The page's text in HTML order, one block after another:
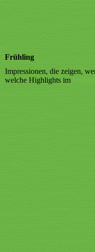
Frühling
Impressionen, die zeigen,
welche Highlights im